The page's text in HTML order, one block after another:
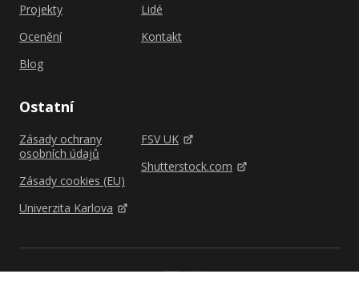
Projekty
Ocenění
Blog
Lidé
Kontakt
Ostatní
Zásady ochrany
osobních údajů
Zásady cookies (EU)
Univerzita Karlova
FSV UK
Shutterstock.com